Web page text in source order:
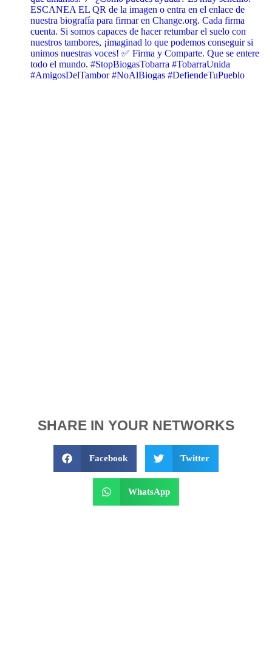
ESCANEA EL QR de la imagen o entra en el enlace de
nuestra biografía para firmar en Change.org. Cada firma
cuenta. Si somos capaces de hacer retumbar el suelo con
nuestros tambores, ¡imaginad lo que podemos conseguir si
unimos nuestras voces! ✅ Firma y Comparte. Que se entere
todo el mundo. #StopBiogasTobarra #TobarraUnida
#AmigosDelTambor #NoAlBiogas #DefiendeTuPueblo
SHARE IN YOUR NETWORKS
Facebook Twitter
WhatsApp